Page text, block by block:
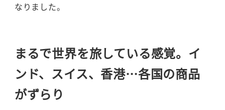
なりました。
まるで世界を旅している感覚。イ
ンド、スイス、香港…各国の商品
がずらり